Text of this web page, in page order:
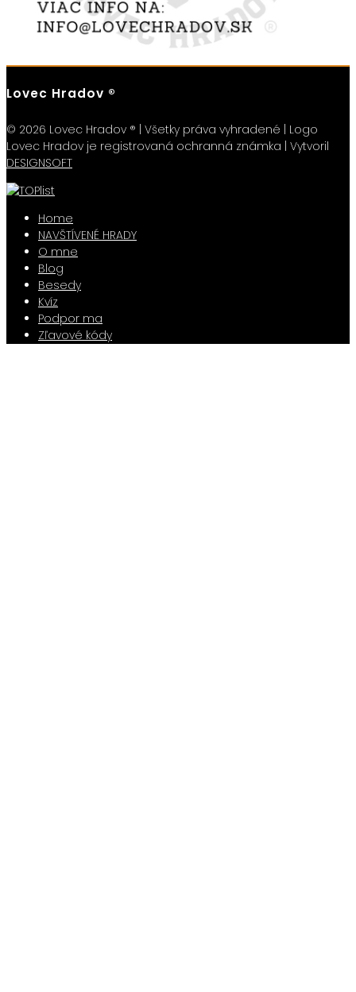
Lovec Hradov ®
© 2026 Lovec Hradov ® | Všetky práva vyhradené | Logo
Lovec Hradov je registrovaná ochranná známka | Vytvoril
DESIGNSOFT
Home
NAVŠTÍVENÉ HRADY
O mne
Blog
Besedy
Kvíz
Podpor ma
Zľavové kódy